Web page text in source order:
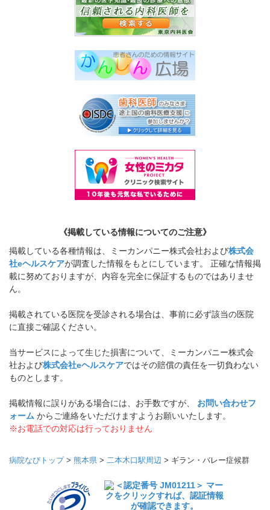
《掲載している情報についてのご注意》
掲載している各種情報は、ミーカンパニー株式会社および株式会
社eヘルスケアが調査した情報をもとにしています。 正確な情報掲
載に努めておりますが、内容を完全に保証するものではありませ
ん。
掲載されている医院を受診される場合は、事前に必ず該当の医院
に直接ご確認ください。
当サービスによって生じた損害について、ミーカンパニー株式会
社および株式会社eヘルスケアではその賠償の責任を一切負わない
ものとします。
掲載情報に誤りがある場合には、お手数ですが、 お問い合わせフ
ォーム からご連絡をいただけますようお願いいたします。
※お電話での対応は行っておりません
病院なびトップ> 熊本県 > 二本木口駅周辺 > ギラン・バレー症候群